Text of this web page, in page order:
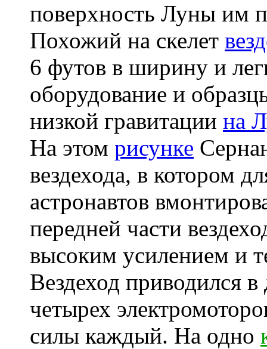
поверхность Луны им
Похожий на скелет
6 футов в ширину и
оборудование и
низкой гравитации на
На этом рисунке
вездехода, в котором
астронавтов
передней части
высоким усилением и
Вездеход приводился
четырех
силы каждый. На одно